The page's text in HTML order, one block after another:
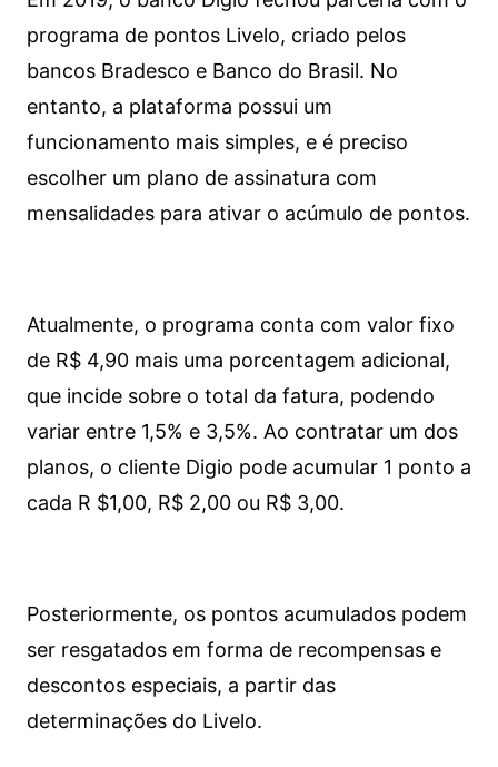
programa de pontos Livelo, criado pelos
bancos Bradesco e Banco do Brasil. No
entanto, a plataforma possui um
funcionamento mais simples, e é preciso
escolher um plano de assinatura com
mensalidades para ativar o acúmulo de pontos.
Atualmente, o programa conta com valor fixo
de R$ 4,90 mais uma porcentagem adicional,
que incide sobre o total da fatura, podendo
variar entre 1,5% e 3,5%. Ao contratar um dos
planos, o cliente Digio pode acumular 1 ponto a
cada R $1,00, R$ 2,00 ou R$ 3,00.
Posteriormente, os pontos acumulados podem
ser resgatados em forma de recompensas e
descontos especiais, a partir das
determinações do Livelo.